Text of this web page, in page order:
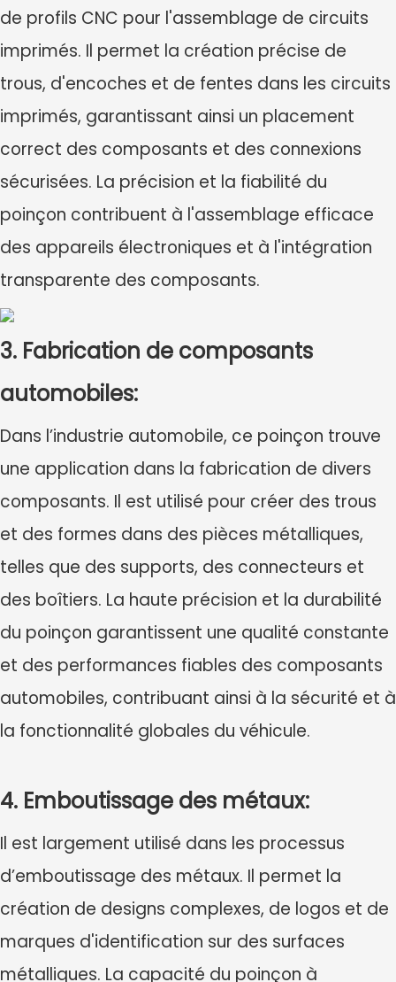
de profils CNC pour l'assemblage de circuits
imprimés. Il permet la création précise de
trous, d'encoches et de fentes dans les circuits
imprimés, garantissant ainsi un placement
correct des composants et des connexions
sécurisées. La précision et la fiabilité du
poinçon contribuent à l'assemblage efficace
des appareils électroniques et à l'intégration
transparente des composants.
3. Fabrication de composants
automobiles:
Dans l’industrie automobile, ce poinçon trouve
une application dans la fabrication de divers
composants. Il est utilisé pour créer des trous
et des formes dans des pièces métalliques,
telles que des supports, des connecteurs et
des boîtiers. La haute précision et la durabilité
du poinçon garantissent une qualité constante
et des performances fiables des composants
automobiles, contribuant ainsi à la sécurité et à
la fonctionnalité globales du véhicule.
4. Emboutissage des métaux:
Il est largement utilisé dans les processus
d’emboutissage des métaux. Il permet la
création de designs complexes, de logos et de
marques d'identification sur des surfaces
métalliques. La capacité du poinçon à